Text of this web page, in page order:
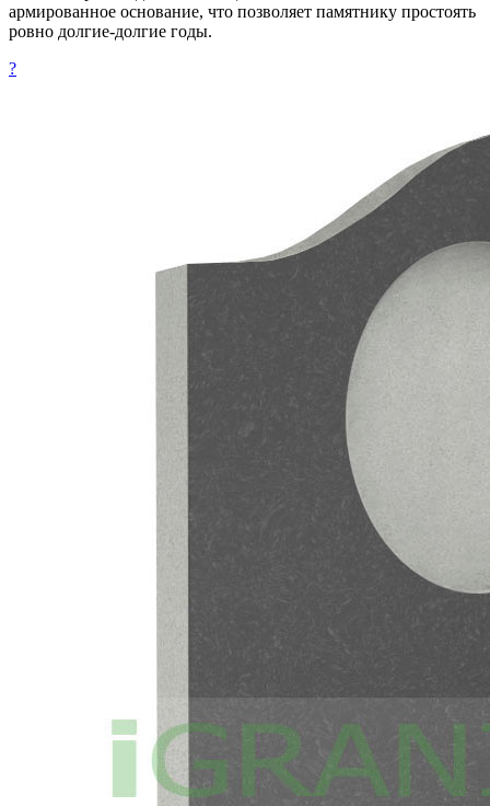
армированное основание, что позволяет памятнику простоять
ровно долгие-долгие годы.
?